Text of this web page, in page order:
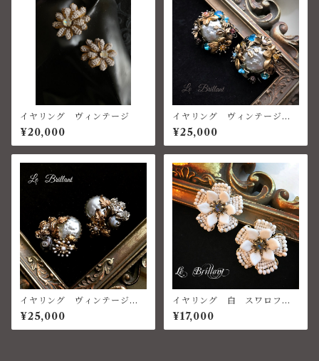
イヤリング ヴィンテージ
¥20,000
イヤリング ヴィンテージパ
ール
¥25,000
イヤリング ヴィンテージパ
ール、ヴィンテージパーツ、ベ
ネチアングラス
¥25,000
イヤリング 白 スワロフス
キー チェコ ハウライトタ
ーコイズ
¥17,000